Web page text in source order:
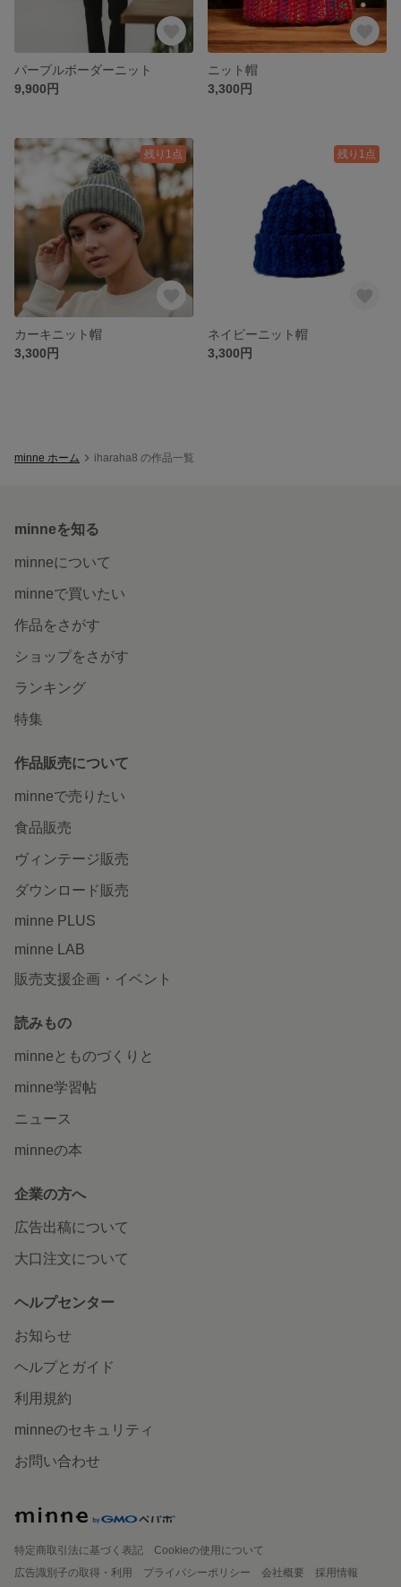
パープルボーダーニット
9,900円
ニット帽
3,300円
残り1点
カーキニット帽
3,300円
残り1点
ネイビーニット帽
3,300円
minne ホーム iharaha8 の作品一覧
minneを知る
minneについて
minneで買いたい
作品をさがす
ショップをさがす
ランキング
特集
作品販売について
minneで売りたい
食品販売
ヴィンテージ販売
ダウンロード販売
minne PLUS
minne LAB
販売支援企画・イベント
読みもの
minneとものづくりと
minne学習帖
ニュース
minneの本
企業の方へ
広告出稿について
大口注文について
ヘルプセンター
お知らせ
ヘルプとガイド
利用規約
minneのセキュリティ
お問い合わせ
特定商取引法に基づく表記
Cookieの使用について
広告識別子の取得・利用
プライバシーポリシー 会社概要
採用情報